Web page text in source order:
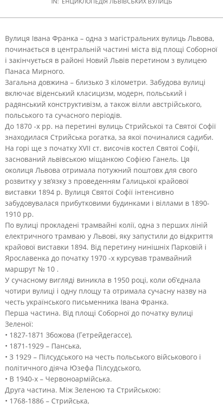
Вулиця Івана Франка – одна з магістральних вулиць Львова,
починається в центральній частині міста від площі Соборної
і закінчується в районі Новий Львів перетином з вулицею
Панаса Мирного.
Загальна довжина – близько 3 кілометри. Забудова вулиці
включає віденський класицизм, модерн, польський і
радянський конструктивізм, а також вілли австрійського,
польського та сучасного періодів.
До 1870 -х рр. на перетині вулиць Стрийської та Святої Софії
знаходилася Стрийська рогатка, за якої починалися садиби.
На горі ще з початку XVІІ ст. височів костел Святої Софії,
заснований львівською міщанкою Софією Ганель. Ця
околиця Львова отримала потужний поштовх для свого
розвитку у зв’язку з проведенням Галицької крайової
виставки 1894 р. Вулиця Святої Софії інтенсивно
забудовувалася прибутковими будинками і віллами в 1890-
1910 рр.
По вулиці прокладені трамвайні колії, одна з перших ліній
електричного трамваю у Львові, яку запустили до відкриття
крайової виставки 1894. Від перетину нинішніх Парковій і
Ярославенка до початку 1970 -х курсував трамвайний
маршрут № 10 .
У сучасному вигляді виникла в 1950 році, коли об’єднала
чотири вулиці і одну площу та отримала сучасну назву на
честь українського письменника Івана Франка.
Перша частина. Від площі Соборної до початку вулиці
Зеленої:
• 1827-1871 Збожова (Гетрейдегассе),
• 1871-1929 – Панська,
• З 1929 – Пілсудського на честь польського військового і
політичного діяча Юзефа Пілсудського,
• В 1940-х – Червоноармійська.
Друга частина. Між Зеленою та Стрийською:
• 1768-1886 – Стрийська,